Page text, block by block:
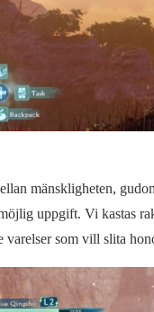
mänskligheten,
uppgift. Vi kastas
varelser som vill slita